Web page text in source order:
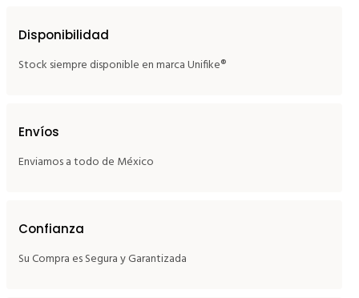
Disponibilidad
Stock siempre disponible en marca Unifike®
Envíos
Enviamos a todo de México
Confianza
Su Compra es Segura y Garantizada